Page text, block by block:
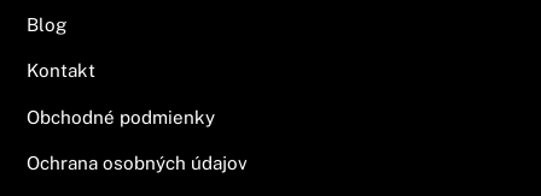
Blog
Kontakt
Obchodné podmienky
Ochrana osobných údajov